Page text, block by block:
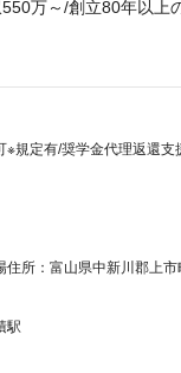
万～/創立80年以
※規定有/奨学金代理返還
住所：富山県中新川郡上
駅